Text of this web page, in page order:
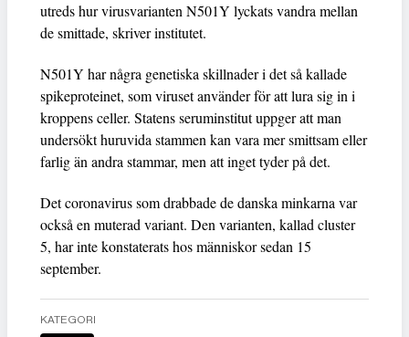
utreds hur virusvarianten N501Y lyckats vandra mellan
de smittade, skriver institutet.
N501Y har några genetiska skillnader i det så kallade
spikeproteinet, som viruset använder för att lura sig in i
kroppens celler. Statens seruminstitut uppger att man
undersökt huruvida stammen kan vara mer smittsam eller
farlig än andra stammar, men att inget tyder på det.
Det coronavirus som drabbade de danska minkarna var
också en muterad variant. Den varianten, kallad cluster
5, har inte konstaterats hos människor sedan 15
september.
KATEGORI